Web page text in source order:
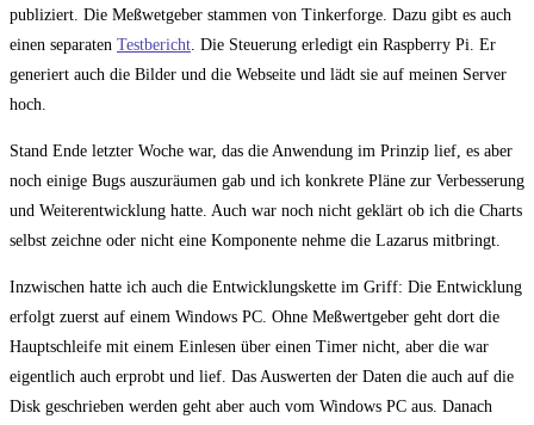
publiziert. Die Meßwetgeber stammen von Tinkerforge. Dazu gibt es auch
einen separaten Testbericht . Die Steuerung erledigt ein Raspberry Pi. Er
generiert auch die Bilder und die Webseite und lädt sie auf meinen Server
hoch.
Stand Ende letzter Woche war, das die Anwendung im Prinzip lief, es aber
noch einige Bugs auszuräumen gab und ich konkrete Pläne zur Verbesserung
und Weiterentwicklung hatte. Auch war noch nicht geklärt ob ich die Charts
selbst zeichne oder nicht eine Komponente nehme die Lazarus mitbringt.
Inzwischen hatte ich auch die Entwicklungskette im Griff: Die Entwicklung
erfolgt zuerst auf einem Windows PC. Ohne Meßwertgeber geht dort die
Hauptschleife mit einem Einlesen über einen Timer nicht, aber die war
eigentlich auch erprobt und lief. Das Auswerten der Daten die auch auf die
Disk geschrieben werden geht aber auch vom Windows PC aus. Danach